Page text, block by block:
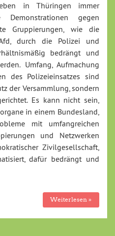
in Thüringen immer
gegen
Gruppierungen, wie die
durch die Polizei und
bedrängt und
Umfang, Aufmachung
des Polizeieinsatzes sind
der Versammlung, sondern
Es kann nicht sein,
in einem Bundesland,
mit umfangreichen
und Netzwerken
Zivilgesellschaft,
dafür bedrängt und
Weiterlesen »